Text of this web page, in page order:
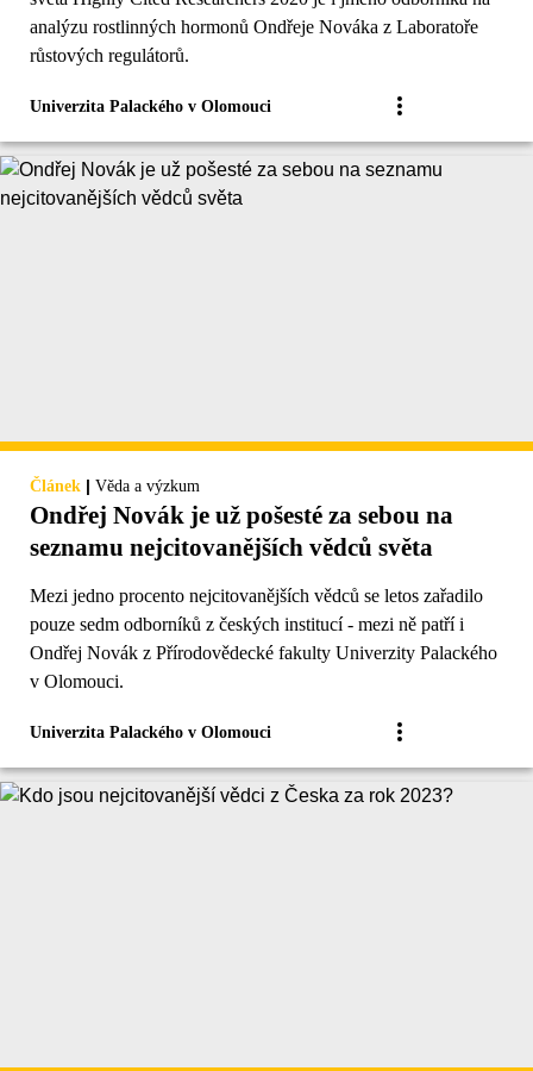
analýzu rostlinných hormonů Ondřeje Nováka z Laboratoře
růstových regulátorů.
Univerzita Palackého v Olomouci
Článek | Věda a výzkum
Ondřej Novák je už pošesté za sebou na
seznamu nejcitovanějších vědců světa
Mezi jedno procento nejcitovanějších vědců se letos zařadilo
pouze sedm odborníků z českých institucí - mezi ně patří i
Ondřej Novák z Přírodovědecké fakulty Univerzity Palackého
v Olomouci.
Univerzita Palackého v Olomouci